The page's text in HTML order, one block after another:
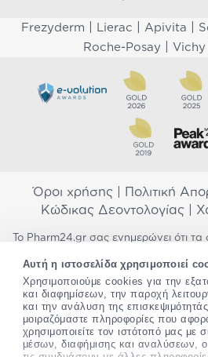
Αυτή η ιστοσελίδα χρησιμοποιεί
Χρησιμοποιούμε cookies για την
και διαφημίσεων, την παροχή
και την ανάλυση της
μοιραζόμαστε πληροφορίες που
χρησιμοποιείτε τον ιστότοπό μας με
μέσων, διαφήμισης και αναλύσεων,
Frezyderm Lierac Apivita
Roche-Posay
Vichy
Όροι χρήσης Πολιτική
Κώδικας Δεοντολογίας|
Το Pharm24.gr σας ενημερώνει ότι
προορίζονται για την πρόληψη,
νόσου. Συμβουλευτείτε τον
θηλάζετε, ακολουθείτε
αντιμετωπίζετε προβλήματα υγείας
οποιοδήποτε συμπλήρωμα
σας παρέχουμε ακριβείς και έγκυρες
που έχετε κάποια ερώτηση ή